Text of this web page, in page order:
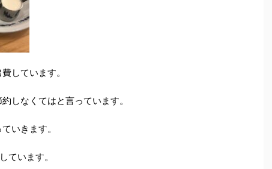
しています。
しなくてはと言っています。
いきます。
ています。